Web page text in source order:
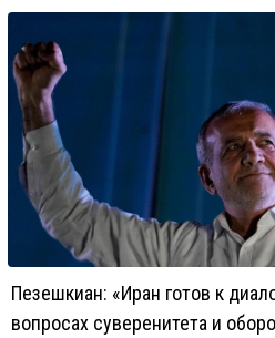
Пезешкиан: «Иран готов к
вопросах суверенитета и